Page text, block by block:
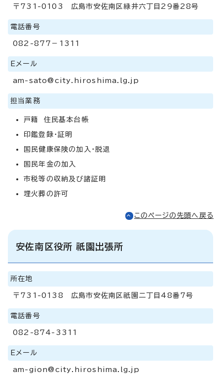
〒731-0103 広島市安佐南区緑井六丁目29番28号
電話番号
082-877－1311
Eメール
am-sato@city.hiroshima.lg.jp
担当業務
戸籍 住民基本台帳
印鑑登録・証明
国民健康保険の加入・脱退
国民年金の加入
市税等の収納及び諸証明
埋火葬の許可
このページの先頭へ戻る
安佐南区役所 祇園出張所
所在地
〒731-0138 広島市安佐南区祇園二丁目48番7号
電話番号
082-874-3311
Eメール
am-gion@city.hiroshima.lg.jp